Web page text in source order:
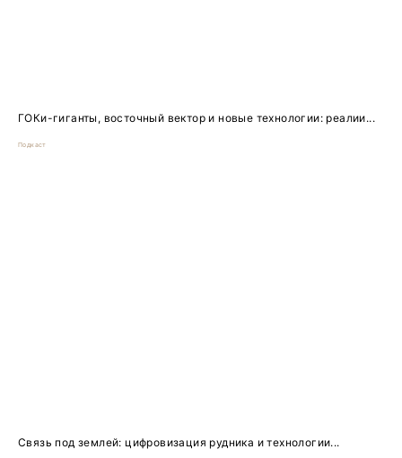
ГОКи-гиганты, восточный вектор и новые технологии: реалии...
Подкаст
Связь под землей: цифровизация рудника и технологии...